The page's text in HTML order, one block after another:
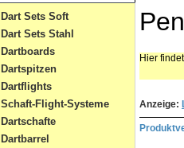
Dart Sets Soft
Dart Sets Stahl
Dartboards
Dartspitzen
Dartflights
Schaft-Flight-Systeme
Dartschafte
Dartbarrel
Hier
Anzeige: